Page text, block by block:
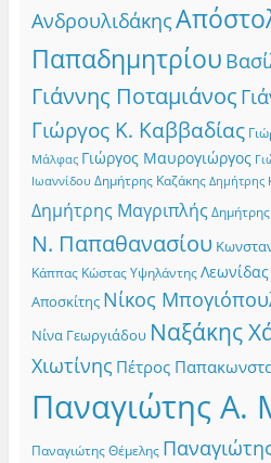
Ανδρουλιδάκης
Παπαδημητρίου
Γιάννης Ποταμιάνος
Γιώργος Κ. Καββαδίας
Μάλφας Γιώργος Μαυρογιώργος
Ιωαννίδου Δημήτρης Καζάκης Δημήτρης
Δημήτρης Μαγριπλής
Ν. Παπαθανασίου
Κάππας Κώστας Υψηλάντης
Αποσκίτης Νίκος
Νίνα Γεωργιάδου Ναξάκης
Χιωτίνης Πέτρος
Παναγιώτης Α.
Παναγιώτης Θέμελης